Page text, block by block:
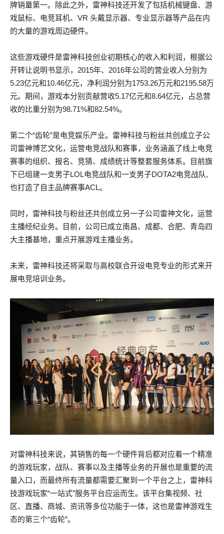
牌销量第一。除此之外，雷神科技还开发了包括机械键盘、游
戏鼠标、电竞耳机、VR 头戴显示器、专业显示器等产品在内
的大量的游戏周边硬件。
这些游戏硬件是雷神科技创业初期核心的收入和利润，根据公
开转让说明书显示，2015年、2016年公司的营业收入分别为
5.23亿元和10.46亿元，净利润分别为1753.26万元和2195.58万
元。期间，游戏本分别贡献营收5.17亿元和8.64亿元，占总营
收的比重分别为98.71%和82.54%。
第二个“齿轮”是电竞娱乐产业。雷神科技与粉丝共创成立子公
司雷神博艺文化，运营电竞战队和赛事，业务涵盖了线上电竞
赛事的组织、报名、竞猜、成绩统计等整套服务体系。目前旗
下已组建一支男子LOL电竞战队和一支男子DOTA2电竞战队,
也打造了自主品牌赛事ACL。
同时，雷神科技与粉丝还共创成立另一子公司雷神文化，运营
主播经纪业务。目前，公司已成立南昌、成都、合肥、青岛四
大主播基地，重点开展游戏主播业务。
未来，雷神科技还将采取与高校联合开设电竞专业的形式来开
展电竞培训业务。
对雷神科技来说，其销售的每一个硬件背后都对应着一个精准
的游戏玩家，战队、赛事以及主播等业务的开展也是重要的流
量入口，而最终所有流量都需要汇聚到一个平台之上，雷神科
技游戏玩家“一站式”服务平台应运而生。该平台集视频、社
区、直播、商城、资讯等多位功能于一体，这也是雷神游戏生
态的第三个“齿轮”。